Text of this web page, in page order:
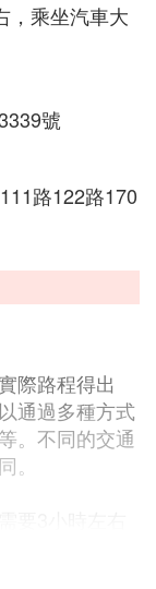
，乘坐汽車大
號
路122路170
際路程得出
通過多種方式
。不同的交通
速度的影響。
光和人文景